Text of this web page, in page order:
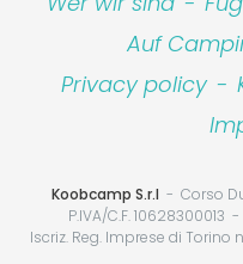
Auf
Privacy policy -
Koobcamp S.r.l
Corso
P.IVA/C.F. 10628300013
Iscriz. Reg. Imprese di Torino